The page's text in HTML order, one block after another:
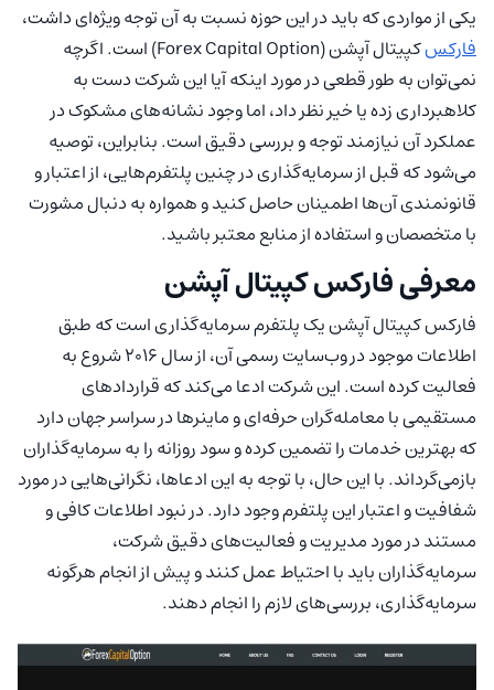
یکی از مواردی که باید در این حوزه نسبت به آن توجه ویژه‌ای داشت،
فارکس
کپیتال آپشن (Forex Capital Option) است. اگرچه
نمی‌توان به طور قطعی در مورد اینکه آیا این شرکت دست به
کلاهبرداری زده یا خیر نظر داد، اما وجود نشانه‌های مشکوک در
عملکرد آن نیازمند توجه و بررسی دقیق است. بنابراین، توصیه
می‌شود که قبل از سرمایه‌گذاری در چنین پلتفرم‌هایی، از اعتبار و
قانونمندی آن‌ها اطمینان حاصل کنید و همواره به دنبال مشورت
با متخصصان و استفاده از منابع معتبر باشید.
معرفی فارکس کپیتال آپشن
فارکس کپیتال آپشن یک پلتفرم سرمایه‌گذاری است که طبق
اطلاعات موجود در وب‌سایت رسمی آن، از سال 2016 شروع به
فعالیت کرده است. این شرکت ادعا می‌کند که قراردادهای
مستقیمی با معامله‌گران حرفه‌ای و ماینرها در سراسر جهان دارد
که بهترین خدمات را تضمین کرده و سود روزانه را به سرمایه‌گذاران
بازمی‌گرداند. با این حال، با توجه به این ادعاها، نگرانی‌هایی در مورد
شفافیت و اعتبار این پلتفرم وجود دارد. در نبود اطلاعات کافی و
مستند در مورد مدیریت و فعالیت‌های دقیق شرکت،
سرمایه‌گذاران باید با احتیاط عمل کنند و پیش از انجام هرگونه
سرمایه‌گذاری، بررسی‌های لازم را انجام دهند.